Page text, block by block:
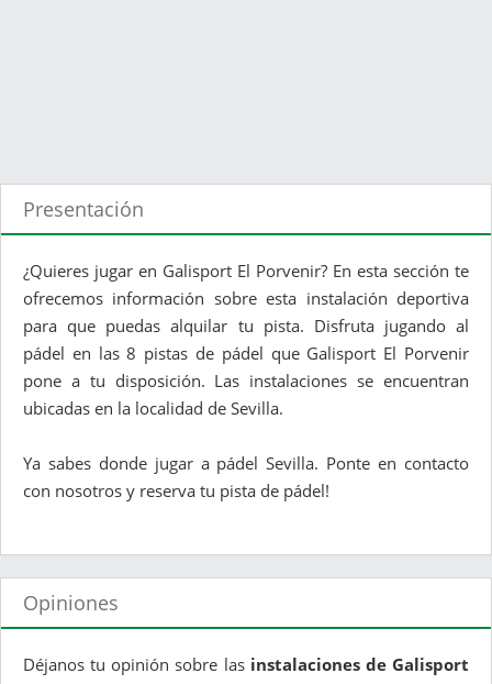
Presentación
¿Quieres jugar en Galisport El Porvenir? En esta sección te
ofrecemos información sobre esta instalación deportiva
para que puedas alquilar tu pista. Disfruta jugando al
pádel en las 8 pistas de pádel que Galisport El Porvenir
pone a tu disposición. Las instalaciones se encuentran
ubicadas en la localidad de Sevilla.
Ya sabes donde jugar a pádel Sevilla. Ponte en contacto
con nosotros y reserva tu pista de pádel!
Opiniones
Déjanos tu opinión sobre las instalaciones de Galisport